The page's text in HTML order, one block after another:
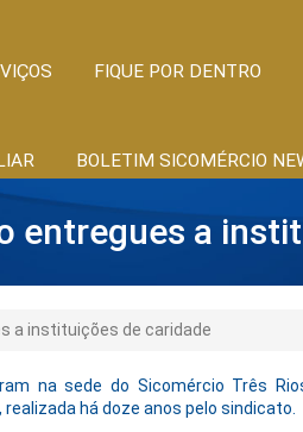
FIQUE POR DENTRO
BOLETIM SICOMÉRCIO
entregues a
a instituições de caridade
na sede do Sicomércio Três
há doze anos pelo sindicato.